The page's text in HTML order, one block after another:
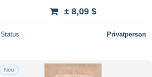
± 8,09 $
Status Privatperson
Neu